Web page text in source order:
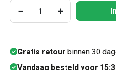
Producthoeveelheid:
− +
Gratis retour binnen 30
Vandaag besteld voor